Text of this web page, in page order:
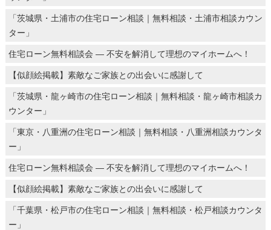
「茨城県・土浦市の住宅ローン相談｜無料相談・土浦市相談カウン
ター」
住宅ローン無料相談会 ― 不安を解消して理想のマイホームへ！
【似顔絵掲載】素敵なご家族との出会いに感謝して
「茨城県・龍ヶ崎市の住宅ローン相談｜無料相談・龍ヶ崎市相談カ
ウンター」
「東京・八重洲の住宅ローン相談｜無料相談・八重洲相談カウンタ
ー」
住宅ローン無料相談会 ― 不安を解消して理想のマイホームへ！
【似顔絵掲載】素敵なご家族との出会いに感謝して
「千葉県・松戸市の住宅ローン相談｜無料相談・松戸相談カウンタ
ー」